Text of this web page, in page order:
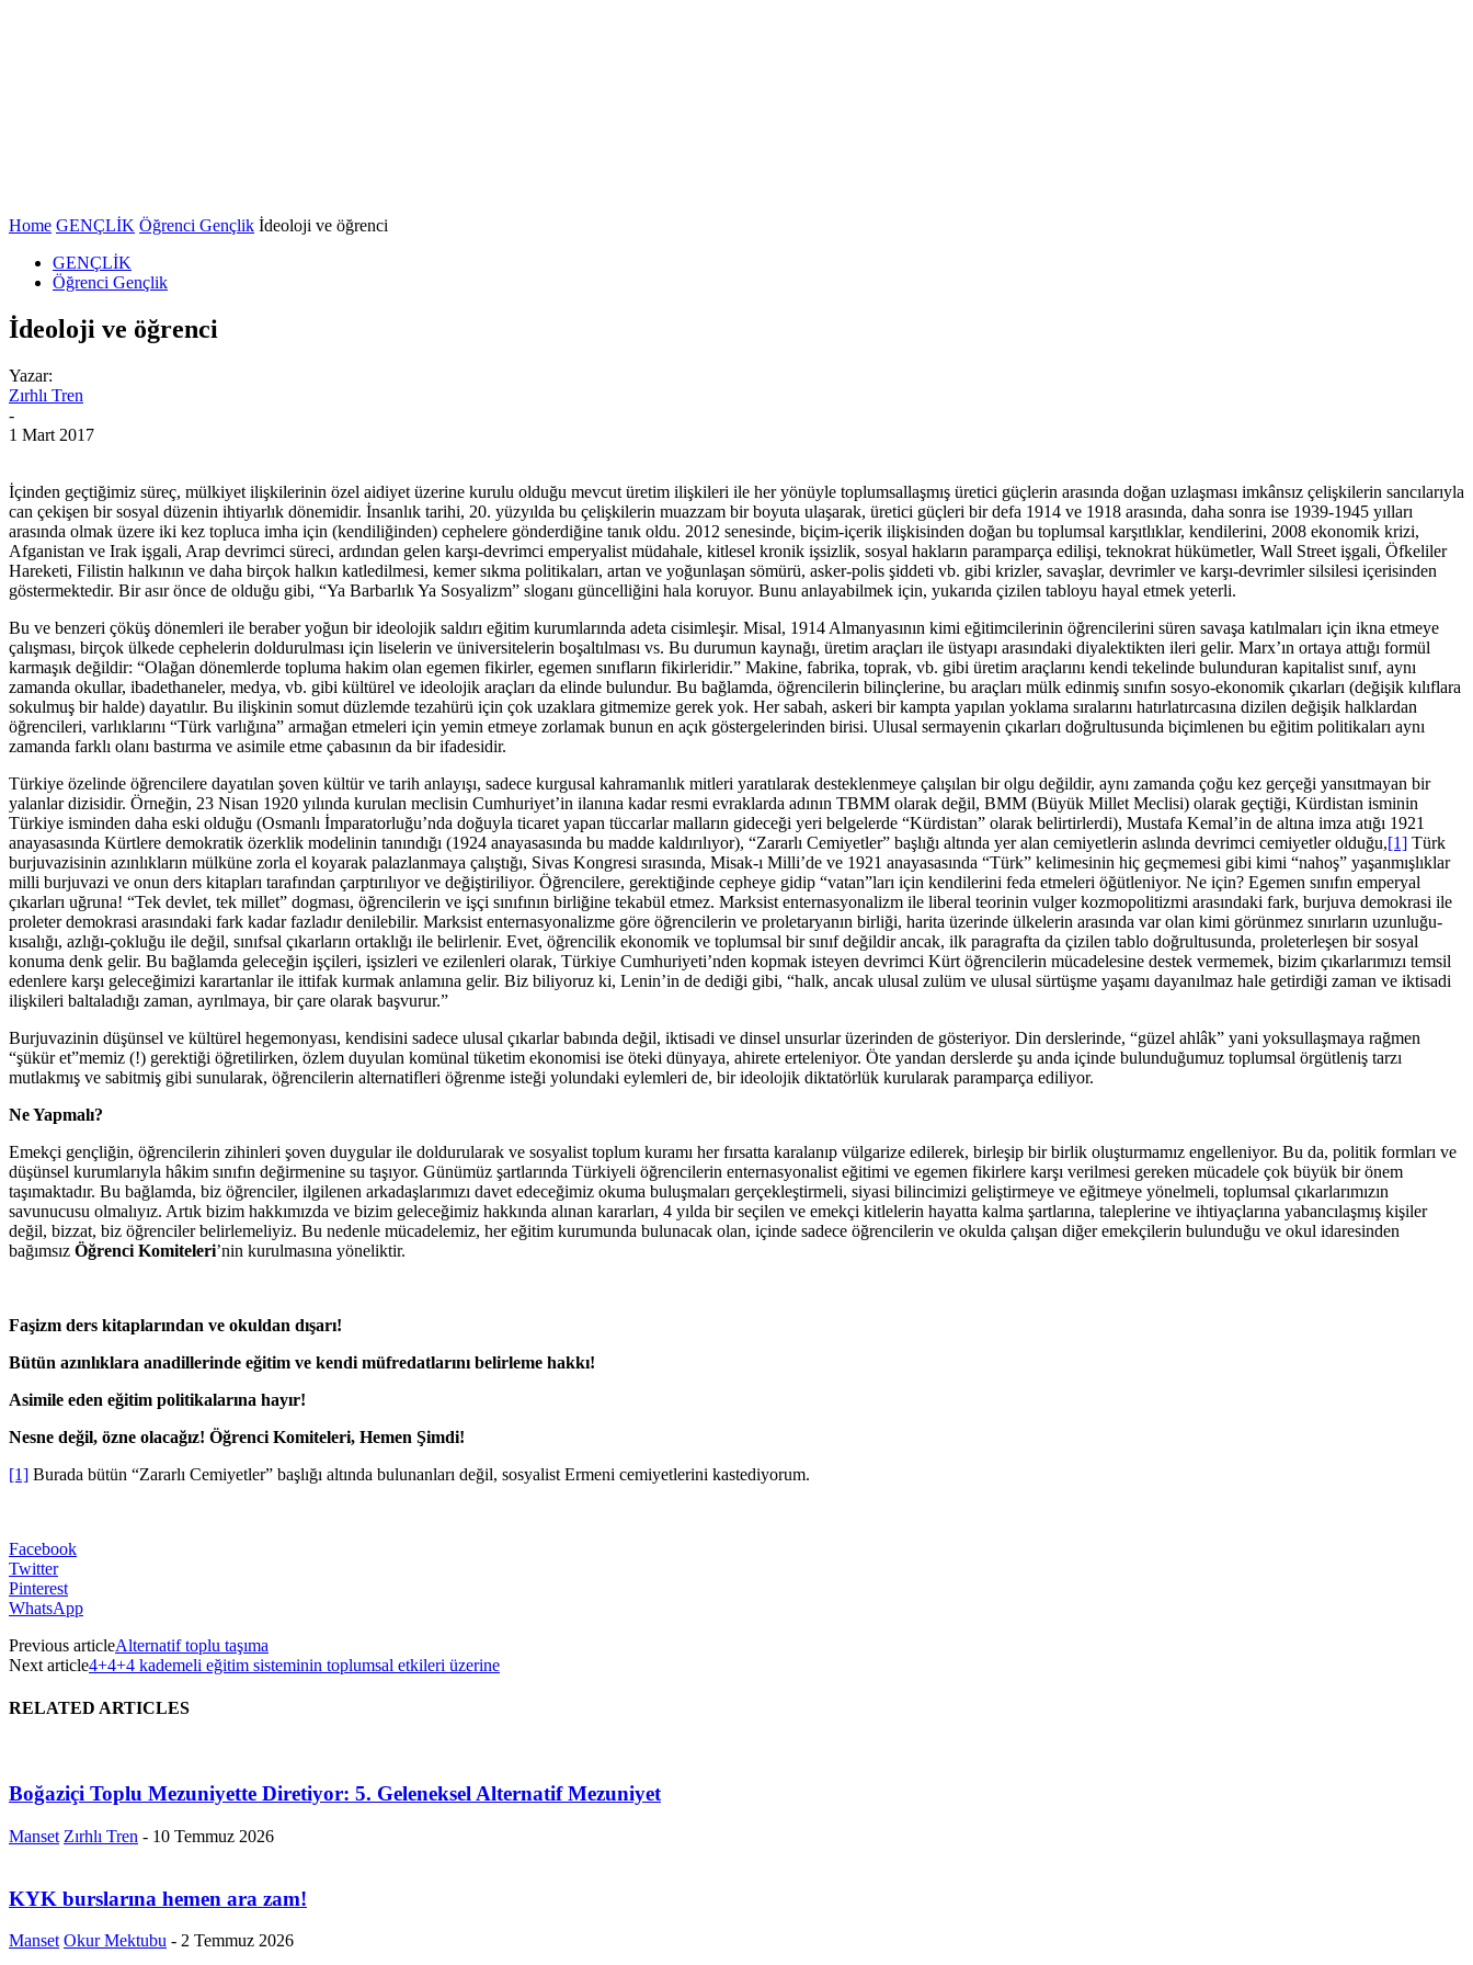
Home GENÇLİK Öğrenci Gençlik İdeoloji ve öğrenci
GENÇLİK
Öğrenci Gençlik
İdeoloji ve öğrenci
Yazar:
Zırhlı Tren
-
1 Mart 2017
İçinden geçtiğimiz süreç, mülkiyet ilişkilerinin özel aidiyet üzerine kurulu olduğu mevcut üretim ilişkileri ile her yönüyle toplumsallaşmış üretici güçlerin arasında doğan uzlaşması imkânsız çelişkilerin sancılarıyla
can çekişen bir sosyal düzenin ihtiyarlık dönemidir. İnsanlık tarihi, 20. yüzyılda bu çelişkilerin muazzam bir boyuta ulaşarak, üretici güçleri bir defa 1914 ve 1918 arasında, daha sonra ise 1939-1945 yılları
arasında olmak üzere iki kez topluca imha için (kendiliğinden) cephelere gönderdiğine tanık oldu. 2012 senesinde, biçim-içerik ilişkisinden doğan bu toplumsal karşıtlıklar, kendilerini, 2008 ekonomik krizi,
Afganistan ve Irak işgali, Arap devrimci süreci, ardından gelen karşı-devrimci emperyalist müdahale, kitlesel kronik işsizlik, sosyal hakların paramparça edilişi, teknokrat hükümetler, Wall Street işgali, Öfkeliler
Hareketi, Filistin halkının ve daha birçok halkın katledilmesi, kemer sıkma politikaları, artan ve yoğunlaşan sömürü, asker-polis şiddeti vb. gibi krizler, savaşlar, devrimler ve karşı-devrimler silsilesi içerisinden
göstermektedir. Bir asır önce de olduğu gibi, “Ya Barbarlık Ya Sosyalizm” sloganı güncelliğini hala koruyor. Bunu anlayabilmek için, yukarıda çizilen tabloyu hayal etmek yeterli.
Bu ve benzeri çöküş dönemleri ile beraber yoğun bir ideolojik saldırı eğitim kurumlarında adeta cisimleşir. Misal, 1914 Almanyasının kimi eğitimcilerinin öğrencilerini süren savaşa katılmaları için ikna etmeye
çalışması, birçok ülkede cephelerin doldurulması için liselerin ve üniversitelerin boşaltılması vs. Bu durumun kaynağı, üretim araçları ile üstyapı arasındaki diyalektikten ileri gelir. Marx’ın ortaya attığı formül
karmaşık değildir: “Olağan dönemlerde topluma hakim olan egemen fikirler, egemen sınıfların fikirleridir.” Makine, fabrika, toprak, vb. gibi üretim araçlarını kendi tekelinde bulunduran kapitalist sınıf, aynı
zamanda okullar, ibadethaneler, medya, vb. gibi kültürel ve ideolojik araçları da elinde bulundur. Bu bağlamda, öğrencilerin bilinçlerine, bu araçları mülk edinmiş sınıfın sosyo-ekonomik çıkarları (değişik kılıflara
sokulmuş bir halde) dayatılır. Bu ilişkinin somut düzlemde tezahürü için çok uzaklara gitmemize gerek yok. Her sabah, askeri bir kampta yapılan yoklama sıralarını hatırlatırcasına dizilen değişik halklardan
öğrencileri, varlıklarını “Türk varlığına” armağan etmeleri için yemin etmeye zorlamak bunun en açık göstergelerinden birisi. Ulusal sermayenin çıkarları doğrultusunda biçimlenen bu eğitim politikaları aynı
zamanda farklı olanı bastırma ve asimile etme çabasının da bir ifadesidir.
Türkiye özelinde öğrencilere dayatılan şoven kültür ve tarih anlayışı, sadece kurgusal kahramanlık mitleri yaratılarak desteklenmeye çalışılan bir olgu değildir, aynı zamanda çoğu kez gerçeği yansıtmayan bir
yalanlar dizisidir. Örneğin, 23 Nisan 1920 yılında kurulan meclisin Cumhuriyet’in ilanına kadar resmi evraklarda adının TBMM olarak değil, BMM (Büyük Millet Meclisi) olarak geçtiği, Kürdistan isminin
Türkiye isminden daha eski olduğu (Osmanlı İmparatorluğu’nda doğuyla ticaret yapan tüccarlar malların gideceği yeri belgelerde “Kürdistan” olarak belirtirlerdi), Mustafa Kemal’in de altına imza atığı 1921
anayasasında Kürtlere demokratik özerklik modelinin tanındığı (1924 anayasasında bu madde kaldırılıyor), “Zararlı Cemiyetler” başlığı altında yer alan cemiyetlerin aslında devrimci cemiyetler olduğu,[1] Türk
burjuvazisinin azınlıkların mülküne zorla el koyarak palazlanmaya çalıştığı, Sivas Kongresi sırasında, Misak-ı Milli’de ve 1921 anayasasında “Türk” kelimesinin hiç geçmemesi gibi kimi “nahoş” yaşanmışlıklar
milli burjuvazi ve onun ders kitapları tarafından çarptırılıyor ve değiştiriliyor. Öğrencilere, gerektiğinde cepheye gidip “vatan”ları için kendilerini feda etmeleri öğütleniyor. Ne için? Egemen sınıfın emperyal
çıkarları uğruna! “Tek devlet, tek millet” dogması, öğrencilerin ve işçi sınıfının birliğine tekabül etmez. Marksist enternasyonalizm ile liberal teorinin vulger kozmopolitizmi arasındaki fark, burjuva demokrasi ile
proleter demokrasi arasındaki fark kadar fazladır denilebilir. Marksist enternasyonalizme göre öğrencilerin ve proletaryanın birliği, harita üzerinde ülkelerin arasında var olan kimi görünmez sınırların uzunluğu-
kısalığı, azlığı-çokluğu ile değil, sınıfsal çıkarların ortaklığı ile belirlenir. Evet, öğrencilik ekonomik ve toplumsal bir sınıf değildir ancak, ilk paragrafta da çizilen tablo doğrultusunda, proleterleşen bir sosyal
konuma denk gelir. Bu bağlamda geleceğin işçileri, işsizleri ve ezilenleri olarak, Türkiye Cumhuriyeti’nden kopmak isteyen devrimci Kürt öğrencilerin mücadelesine destek vermemek, bizim çıkarlarımızı temsil
edenlere karşı geleceğimizi karartanlar ile ittifak kurmak anlamına gelir. Biz biliyoruz ki, Lenin’in de dediği gibi, “halk, ancak ulusal zulüm ve ulusal sürtüşme yaşamı dayanılmaz hale getirdiği zaman ve iktisadi
ilişkileri baltaladığı zaman, ayrılmaya, bir çare olarak başvurur.”
Burjuvazinin düşünsel ve kültürel hegemonyası, kendisini sadece ulusal çıkarlar babında değil, iktisadi ve dinsel unsurlar üzerinden de gösteriyor. Din derslerinde, “güzel ahlâk” yani yoksullaşmaya rağmen
“şükür et”memiz (!) gerektiği öğretilirken, özlem duyulan komünal tüketim ekonomisi ise öteki dünyaya, ahirete erteleniyor. Öte yandan derslerde şu anda içinde bulunduğumuz toplumsal örgütleniş tarzı
mutlakmış ve sabitmiş gibi sunularak, öğrencilerin alternatifleri öğrenme isteği yolundaki eylemleri de, bir ideolojik diktatörlük kurularak paramparça ediliyor.
Ne Yapmalı?
Emekçi gençliğin, öğrencilerin zihinleri şoven duygular ile doldurularak ve sosyalist toplum kuramı her fırsatta karalanıp vülgarize edilerek, birleşip bir birlik oluşturmamız engelleniyor. Bu da, politik formları ve
düşünsel kurumlarıyla hâkim sınıfın değirmenine su taşıyor. Günümüz şartlarında Türkiyeli öğrencilerin enternasyonalist eğitimi ve egemen fikirlere karşı verilmesi gereken mücadele çok büyük bir önem
taşımaktadır. Bu bağlamda, biz öğrenciler, ilgilenen arkadaşlarımızı davet edeceğimiz okuma buluşmaları gerçekleştirmeli, siyasi bilincimizi geliştirmeye ve eğitmeye yönelmeli, toplumsal çıkarlarımızın
savunucusu olmalıyız. Artık bizim hakkımızda ve bizim geleceğimiz hakkında alınan kararları, 4 yılda bir seçilen ve emekçi kitlelerin hayatta kalma şartlarına, taleplerine ve ihtiyaçlarına yabancılaşmış kişiler
değil, bizzat, biz öğrenciler belirlemeliyiz. Bu nedenle mücadelemiz, her eğitim kurumunda bulunacak olan, içinde sadece öğrencilerin ve okulda çalışan diğer emekçilerin bulunduğu ve okul idaresinden
bağımsız Öğrenci Komiteleri’nin kurulmasına yöneliktir.
Faşizm ders kitaplarından ve okuldan dışarı!
Bütün azınlıklara anadillerinde eğitim ve kendi müfredatlarını belirleme hakkı!
Asimile eden eğitim politikalarına hayır!
Nesne değil, özne olacağız! Öğrenci Komiteleri, Hemen Şimdi!
[1] Burada bütün “Zararlı Cemiyetler” başlığı altında bulunanları değil, sosyalist Ermeni cemiyetlerini kastediyorum.
Facebook
Twitter
Pinterest
WhatsApp
Previous articleAlternatif toplu taşıma
Next article4+4+4 kademeli eğitim sisteminin toplumsal etkileri üzerine
RELATED ARTICLES
Boğaziçi Toplu Mezuniyette Diretiyor: 5. Geleneksel Alternatif Mezuniyet
Manset Zırhlı Tren - 10 Temmuz 2026
KYK burslarına hemen ara zam!
Manset Okur Mektubu - 2 Temmuz 2026